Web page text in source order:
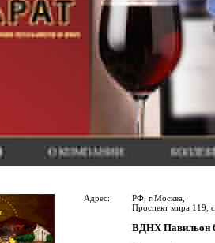
Адрес:
РФ, г.Москва,
Проспект мира 119,
ВДНХ